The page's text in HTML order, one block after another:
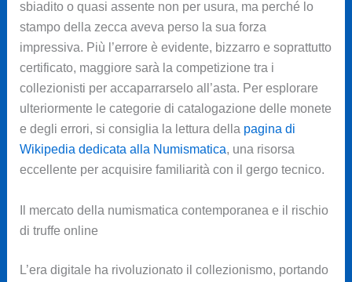
sbiadito o quasi assente non per usura, ma perché lo
stampo della zecca aveva perso la sua forza
impressiva. Più l’errore è evidente, bizzarro e soprattutto
certificato, maggiore sarà la competizione tra i
collezionisti per accaparrarselo all’asta. Per esplorare
ulteriormente le categorie di catalogazione delle monete
e degli errori, si consiglia la lettura della pagina di
Wikipedia dedicata alla Numismatica, una risorsa
eccellente per acquisire familiarità con il gergo tecnico.
Il mercato della numismatica contemporanea e il rischio
di truffe online
L’era digitale ha rivoluzionato il collezionismo, portando